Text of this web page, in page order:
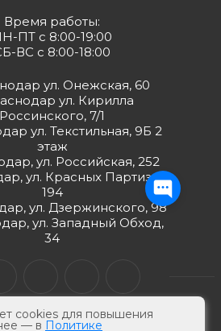
Время работы:
ПТ с 8:00-19:00
ВС с 8:00-18:00
ул. Онежская, 60
ул. Кирилла
Россинского, 7/1
ул. Текстильная, 9Б 2
этаж
ул. Российская, 252
ул. Красных Партизан,
194
ул. Дзержинского, 98
ул. Западный Обход,
34
cookies для повышения
— в Политике